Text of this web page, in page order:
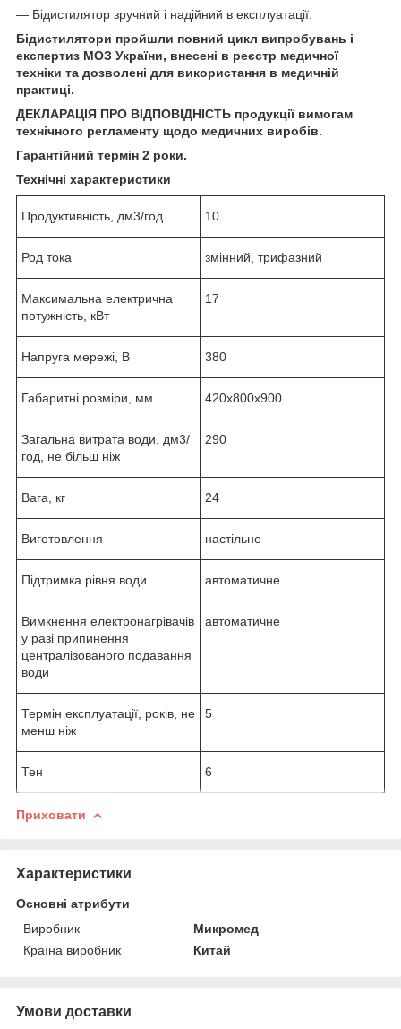
— Бідистилятор зручний і надійний в експлуатації.
Бідистилятори пройшли повний цикл випробувань і
експертиз МОЗ України, внесені в реєстр медичної
техніки та дозволені для використання в медичній
практиці.
ДЕКЛАРАЦІЯ ПРО ВІДПОВІДНІСТЬ продукції вимогам
технічного регламенту щодо медичних виробів.
Гарантійний термін 2 роки.
Технічні характеристики
Продуктивність, дм3/год 10
Род тока змінний, трифазний
Максимальна електрична
потужність, кВт
17
Напруга мережі, В 380
Габаритні розміри, мм 420х800х900
Загальна витрата води, дм3/
год, не більш ніж
290
Вага, кг 24
Виготовлення настільне
Підтримка рівня води автоматичне
Вимкнення електронагрівачів
у разі припинення
централізованого подавання
води
автоматичне
Термін експлуатації, років, не
менш ніж
5
Тен 6
Приховати
Характеристики
Основні атрибути
Виробник
Микромед
Країна виробник
Китай
Умови доставки